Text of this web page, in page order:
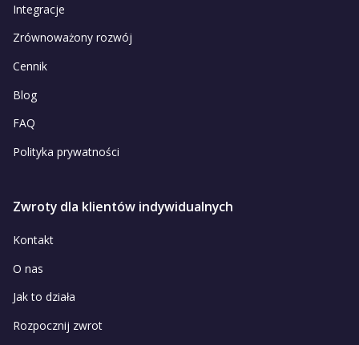
Integracje
Zrównoważony rozwój
Cennik
Blog
FAQ
Polityka prywatności
Zwroty dla klientów indywidualnych
Kontakt
O nas
Jak to działa
Rozpocznij zwrot